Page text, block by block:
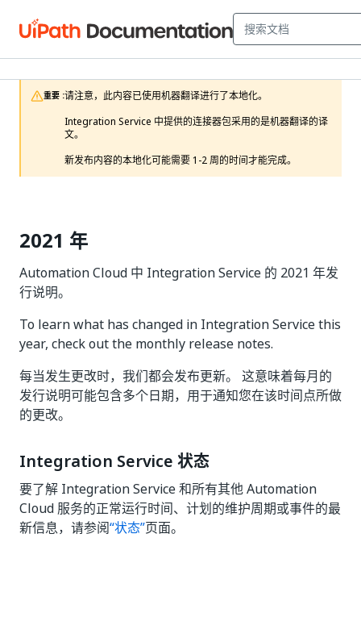
重要 :请注意，此内容已使用机器翻译进行了本地化。
Integration Service 中提供的连接器包采用的是机器翻译的译
文。
新发布内容的本地化可能需要 1-2 周的时间才能完成。
2021 年
Automation Cloud 中 Integration Service 的 2021 年发
行说明。
To learn what has changed in Integration Service this
year, check out the monthly release notes.
每当发生更改时，我们都会发布更新。 这意味着每月的
发行说明可能包含多个日期，用于通知您在该时间点所做
的更改。
Integration Service 状态
要了解 Integration Service 和所有其他 Automation
Cloud 服务的正常运行时间、计划的维护周期或事件的最
新信息，请参阅“状态”页面。